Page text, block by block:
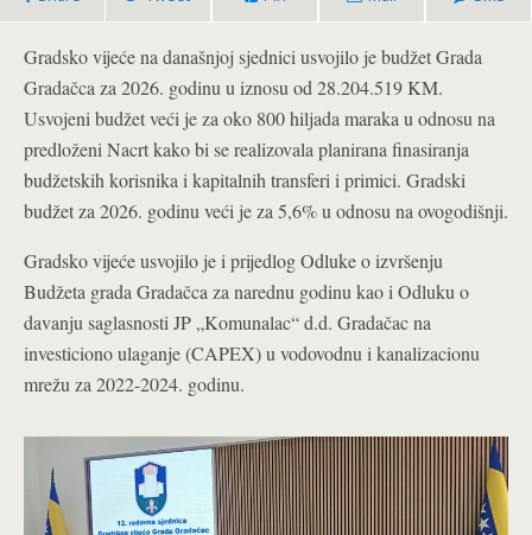
Gradsko vijeće na današnjoj sjednici usvojilo je budžet Grada
Gradačca za 2026. godinu u iznosu od 28.204.519 KM.
Usvojeni budžet veći je za oko 800 hiljada maraka u odnosu na
predloženi Nacrt kako bi se realizovala planirana finasiranja
budžetskih korisnika i kapitalnih transferi i primici. Gradski
budžet za 2026. godinu veći je za 5,6% u odnosu na ovogodišnji.
Gradsko vijeće usvojilo je i prijedlog Odluke o izvršenju
Budžeta grada Gradačca za narednu godinu kao i Odluku o
davanju saglasnosti JP „Komunalac“ d.d. Gradačac na
investiciono ulaganje (CAPEX) u vodovodnu i kanalizacionu
mrežu za 2022-2024. godinu.